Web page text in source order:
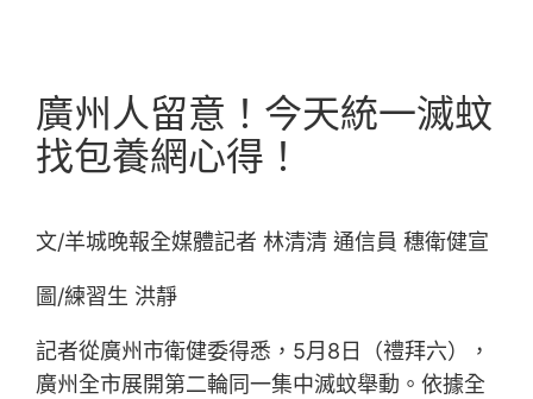
廣州人留意！今天統一滅蚊
找包養網心得！
文/羊城晚報全媒體記者 林清清 通信員 穗衛健宣
圖/練習生 洪靜
記者從廣州市衛健委得悉，5月8日（禮拜六），
廣州全市展開第二輪同一集中滅蚊舉動。依據全